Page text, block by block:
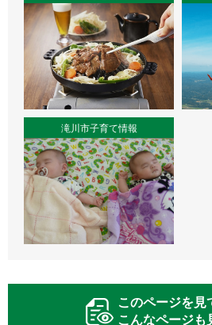
滝川市子育て情報
このページを見
こんなページも